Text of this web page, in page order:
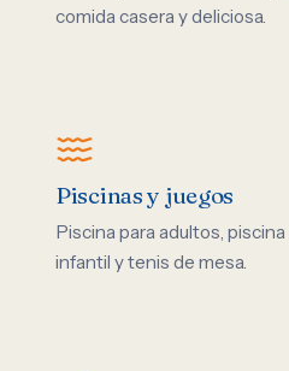
comida casera y deliciosa.
Piscinas y juegos
Piscina para adultos,
infantil y tenis de mesa.